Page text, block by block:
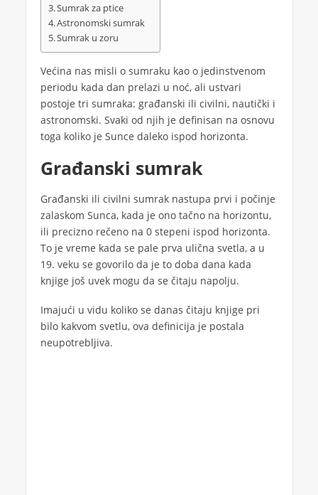
Sumrak za ptice
Astronomski sumrak
Sumrak u zoru
Većina nas misli o sumraku kao o jedinstvenom
periodu kada dan prelazi u noć, ali ustvari
postoje tri sumraka: građanski ili civilni, nautički i
astronomski. Svaki od njih je definisan na osnovu
toga koliko je Sunce daleko ispod horizonta.
Građanski sumrak
Građanski ili civilni sumrak nastupa prvi i počinje
zalaskom Sunca, kada je ono tačno na horizontu,
ili precizno rečeno na 0 stepeni ispod horizonta.
To je vreme kada se pale prva ulična svetla, a u
19. veku se govorilo da je to doba dana kada
knjige još uvek mogu da se čitaju napolju.
Imajući u vidu koliko se danas čitaju knjige pri
bilo kakvom svetlu, ova definicija je postala
neupotrebljiva.